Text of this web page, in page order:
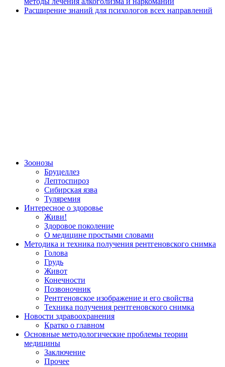
Расширение знаний для психологов всех направлений
Зоонозы
Бруцеллез
Лептоспироз
Сибирская язва
Туляремия
Интересное о здоровье
Живи!
Здоровое поколение
О медицине простыми словами
Методика и техника получения рентгеновского снимка
Голова
Грудь
Живот
Конечности
Позвоночник
Рентгеновское изображение и его свойства
Техника получения рентгеновского снимка
Новости здравоохранения
Кратко о главном
Основные методологические проблемы теории
медицины
Заключение
Прочее